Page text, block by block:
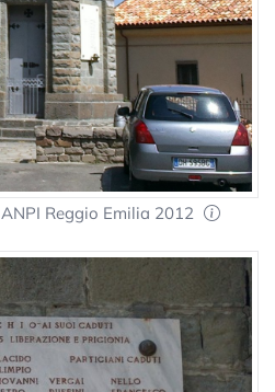
Reggio Emilia 2012